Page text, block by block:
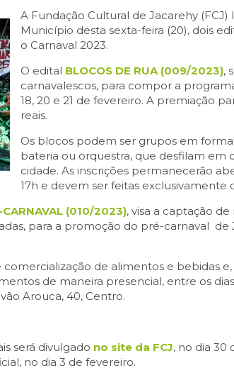
A Fundação Cultural de Jacarehy
Município desta sexta-feira (20), dois
o Carnaval 2023.
O edital BLOCOS DE RUA (009/2023),
carnavalescos, para compor a
18, 20 e 21 de fevereiro. A premiação
reais.
Os blocos podem ser grupos em
bateria ou orquestra, que desfilam em
cidade. As inscrições permanecerão
17h e devem ser feitas exclusivamente
CARNAVAL (010/2023), visa a captação
para a promoção do pré-carnaval de
de alimentos e bebidas e,
de maneira presencial, entre os dias
Arouca, 40, Centro.
será divulgado no site da FCJ, no dia 30
no dia 3 de fevereiro.